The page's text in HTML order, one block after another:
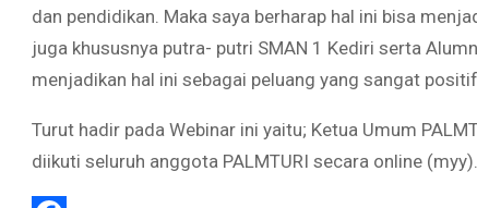
dan pendidikan. Maka saya berharap hal ini bisa
juga khususnya putra- putri SMAN 1 Kediri serta
menjadikan hal ini sebagai peluang yang sangat
Turut hadir pada Webinar ini yaitu; Ketua Umum
diikuti seluruh anggota PALMTURI secara online (myy).